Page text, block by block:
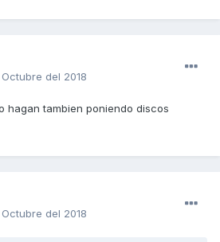
del 2018
hagan tambien poniendo discos
del 2018